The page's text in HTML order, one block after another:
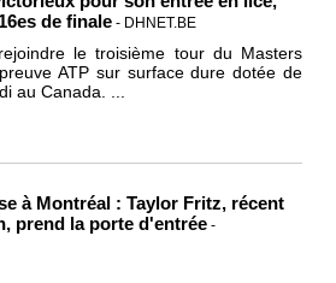
de finale - DHNET.BE
le troisième tour du Masters
ATP sur surface dure dotée de
au Canada. ...
à Montréal : Taylor Fritz, récent
prend la porte d'entrée -